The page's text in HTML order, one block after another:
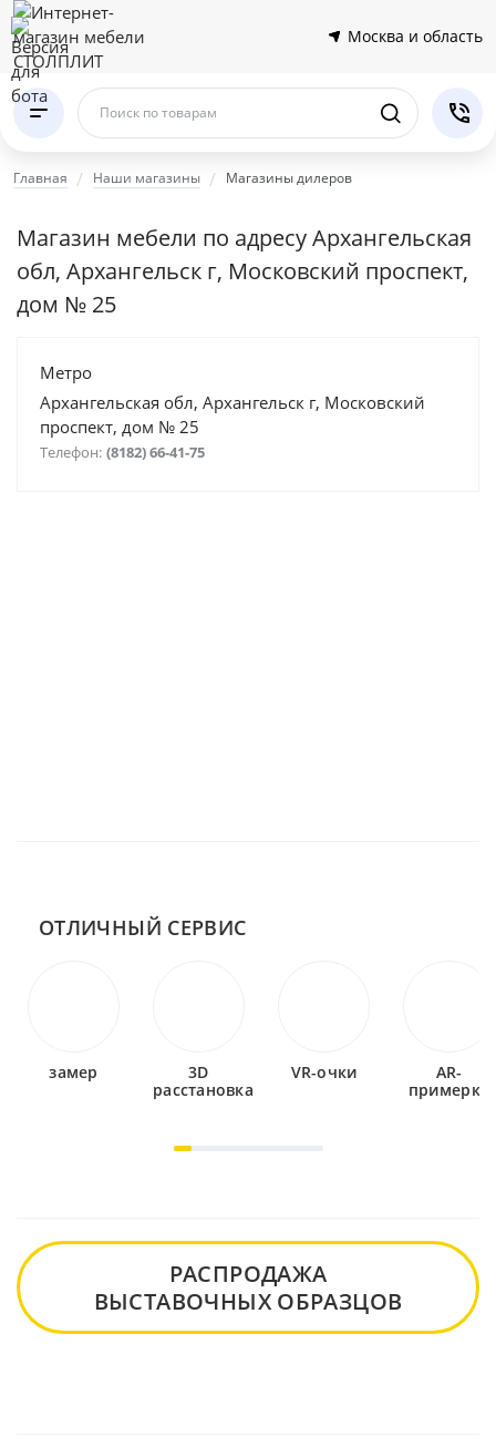
Москва и область
Поиск по товарам
Главная Наши магазины Магазины дилеров
Магазин мебели по адресу Архангельская
обл, Архангельск г, Московский проспект,
дом № 25
Метро
Архангельская обл, Архангельск г, Московский
проспект, дом № 25
Телефон: (8182) 66-41-75
ОТЛИЧНЫЙ СЕРВИС
замер
3D
расстановка
VR-очки
AR-
примерка
РАСПРОДАЖА
ВЫСТАВОЧНЫХ ОБРАЗЦОВ